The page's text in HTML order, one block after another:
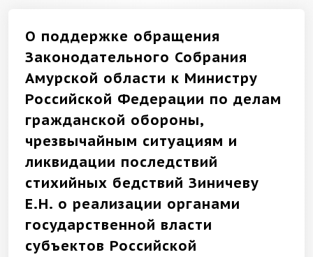
О поддержке обращения
Законодательного Собрания
Амурской области к Министру
Российской Федерации по делам
гражданской обороны,
чрезвычайным ситуациям и
ликвидации последствий
стихийных бедствий Зиничеву
Е.Н. о реализации органами
государственной власти
субъектов Российской